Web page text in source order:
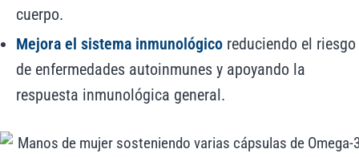
cuerpo.
Mejora el sistema inmunológico reduciendo el riesgo
de enfermedades autoinmunes y apoyando la
respuesta inmunológica general.